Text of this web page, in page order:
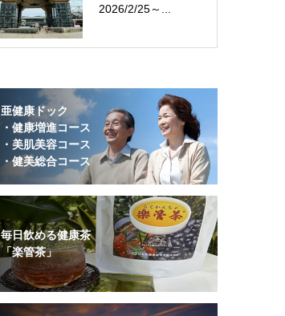
2026/2/25～...
亜健康ドック
・健康増進コース
・美肌美容コース
・健美総合コース
毎日飲める健康茶
「楽管茶」